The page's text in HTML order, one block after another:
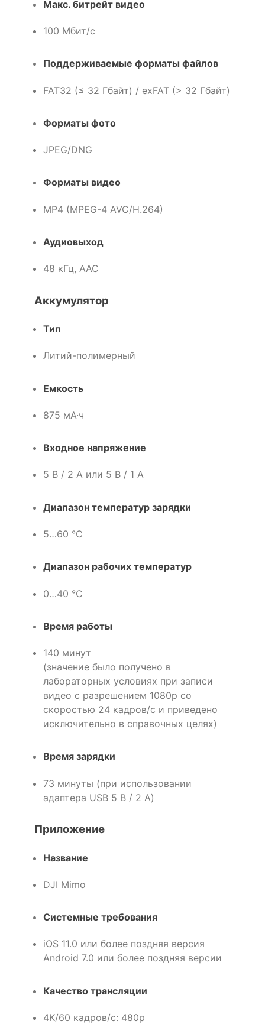
Макс. битрейт видео
100 Мбит/с
Поддерживаемые форматы файлов
FAT32 (≤ 32 Гбайт) / exFAT (> 32 Гбайт)
Форматы фото
JPEG/DNG
Форматы видео
MP4 (MPEG-4 AVC/H.264)
Аудиовыход
48 кГц, AAC
Аккумулятор
Тип
Литий-полимерный
Емкость
875 мА·ч
Входное напряжение
5 В / 2 A или 5 В / 1 A
Диапазон температур зарядки
5…60 °C
Диапазон рабочих температур
0…40 °C
Время работы
140 минут
(значение было получено в
лабораторных условиях при записи
видео с разрешением 1080p со
скоростью 24 кадров/с и приведено
исключительно в справочных целях)
Время зарядки
73 минуты (при использовании
адаптера USB 5 В / 2 A)
Приложение
Название
DJI Mimo
Системные требования
iOS 11.0 или более поздняя версия
Android 7.0 или более поздняя версии
Качество трансляции
4K/60 кадров/с: 480p